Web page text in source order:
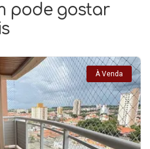
pode gostar
À Venda